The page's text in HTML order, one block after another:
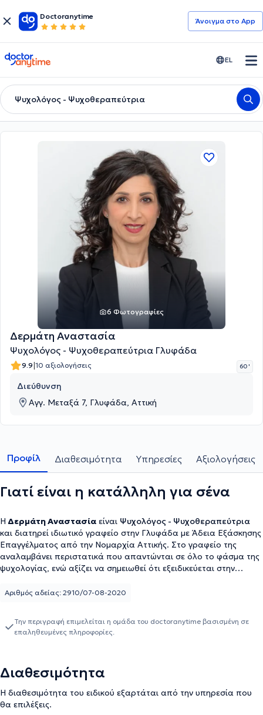
Doctoranytime
Άνοιγμα στο App
doctoranytime EL
Ψυχολόγος - Ψυχοθεραπεύτρια
6 Φωτογραφίες
Δερμάτη Αναστασία
Ψυχολόγος - Ψυχοθεραπεύτρια Γλυφάδα
9.9|10 αξιολογήσεις 60 '
Διεύθυνση
Αγγ. Μεταξά 7, Γλυφάδα, Αττική
Προφίλ Διαθεσιμότητα Υπηρεσίες Αξιολογήσεις
Γιατί είναι η κατάλληλη για σένα
Η Δερμάτη Αναστασία είναι Ψυχολόγος - Ψυχοθεραπεύτρια
και διατηρεί ιδιωτικό γραφείο στην Γλυφάδα με Άδεια Εξάσκησης
Επαγγέλματος από την Νομαρχία Αττικής. Στο γραφείο της
αναλαμβάνει περιστατικά που απαντώνται σε όλο το φάσμα της
ψυχολογίας, ενώ αξίζει να σημειωθεί ότι εξειδικεύεται στην
ζεύγους, στην διαχείριση ψυχολογικών τραυμάτων με τη μέθοδο
εφήβους, συμβουλευτική σε θέματα αθλητικής ψυχολογίας
(αθλητές - πρωταθλητές). Παράλληλα κατέχει την θέση του
σπουδών της Αθλητικής Ψυχολογίας Κατέχει, Πτυχίο BSc στην
από το Cardiff Metropolitan University της Αγγλίας. Είναι
υποψήφια διδάκτωρ της σχολής Δημόσιας Υγείας στο
Αριθμός αδείας: 2910/07-08-2020
Την περιγραφή επιμελείται η ομάδα του doctoranytime βασισμένη σε
επαληθευμένες πληροφορίες.
Διαθεσιμότητα
Η διαθεσιμότητα του ειδικού εξαρτάται από την υπηρεσία που
θα επιλέξεις.